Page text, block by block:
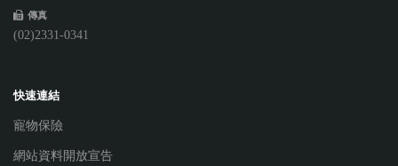
傳真
(02)2331-0341
快速連結
寵物保險
網站資料開放宣告